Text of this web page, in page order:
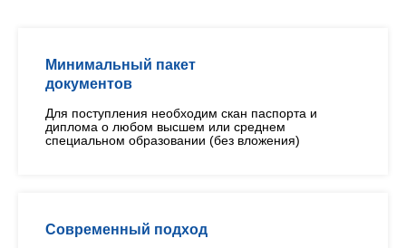
Минимальный пакет
документов
Для поступления необходим скан паспорта и
диплома о любом высшем или среднем
специальном образовании (без вложения)
Современный подход